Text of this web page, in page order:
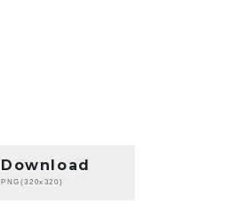
Download
PNG(320x320)